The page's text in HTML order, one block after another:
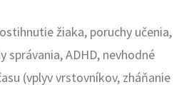
žiaka, poruchy učenia,
správania, ADHD, nevhodné
(vplyv vrstovníkov, zháňanie